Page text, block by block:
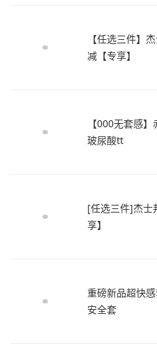
【任选三件】
减【专享】
【000无套感
玻尿酸tt
[任选三件]杰士
享】
重磅新品超快
安全套